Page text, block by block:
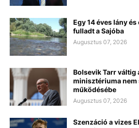
Egy 14 éves lány
fulladt a Sajóba
Augusztus 07, 2026
Bolsevik Tarr váltig
minisztériuma nem
működésébe
Augusztus 07, 2026
Szenzáció a vizes